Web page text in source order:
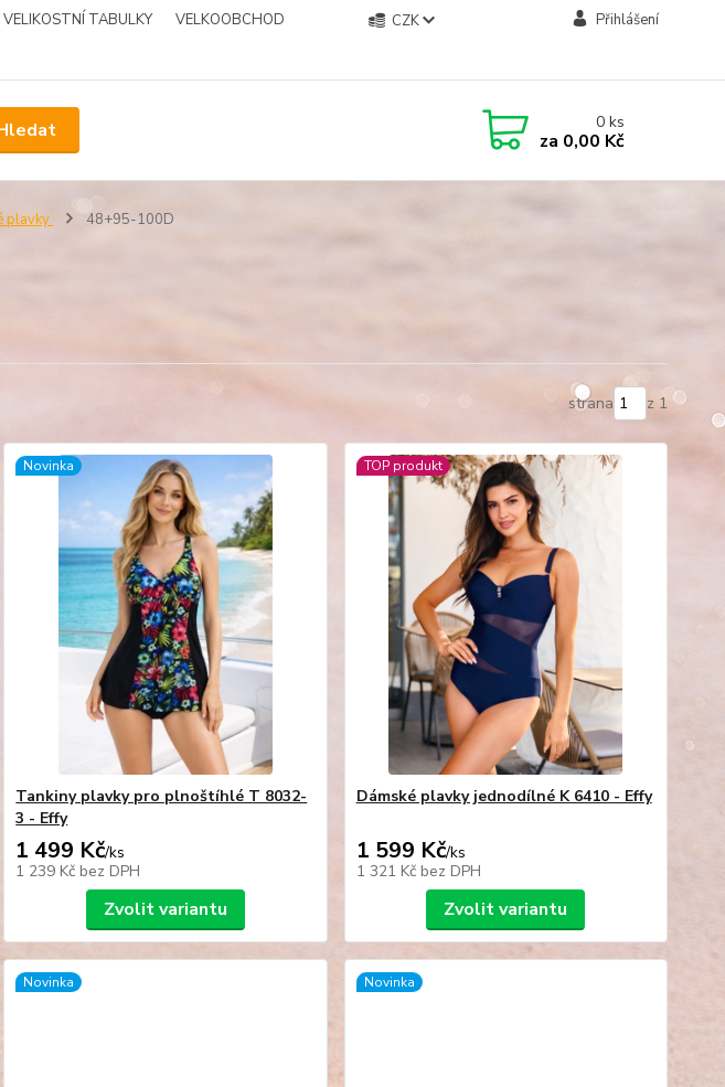
VELIKOSTNÍ TABULKY
VELKOOBCHOD
CZK Přihlášení
0ks
za 0,00 Kč
plavky 48+95-100D
strana z 1
Novinka
Tankiny plavky pro plnoštíhlé T 8032-
3 - Effy
1 499 Kč/ks
1 239 Kč bez DPH
Zvolit variantu
TOP produkt
Dámské plavky jednodílné K 6410 - Effy
1 599 Kč/ks
1 321 Kč bez DPH
Zvolit variantu
Novinka Novinka